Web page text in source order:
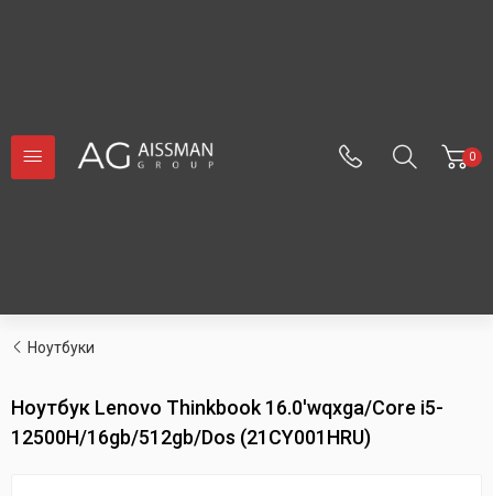
0
Ноутбуки
Ноутбук Lenovo Thinkbook 16.0'wqxga/Core i5-
12500H/16gb/512gb/Dos (21CY001HRU)